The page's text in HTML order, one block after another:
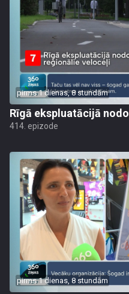
pirms 1 dienas, 8 stundām
Rīgā ekspluatācijā
414. epizode
pirms 1 dienas, 8 stundām